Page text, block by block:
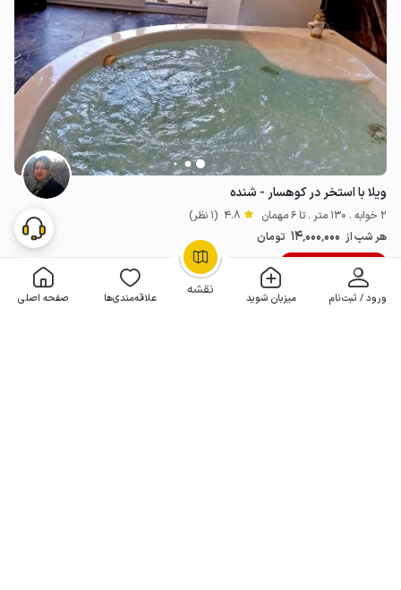
نقشه ورود / ثبت‌نام میزبان شوید علاقه‌مندی‌ها صفحه اصلی
OpenStreetMap
ویلا با استخر در کوهسار - شنده
2 خوابه . 130 متر . تا 6 مهمان 4.8 (1 نظر)
هر شب از 14٬000٬000 تومان